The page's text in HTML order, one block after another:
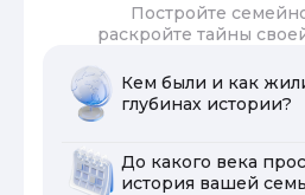
Постройте
раскройте тайны
Кем были и как
глубинах истории?
До какого века
история вашей